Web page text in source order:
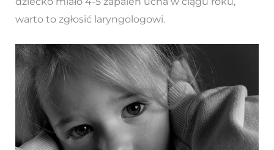
warto to zgłosić laryngologowi.